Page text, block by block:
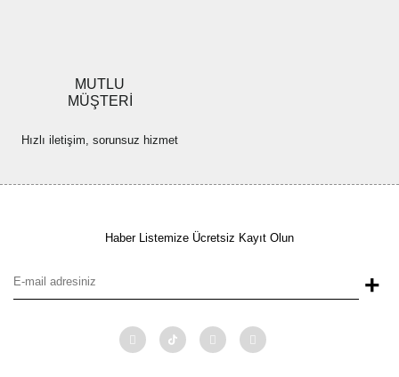
MUTLU
MÜŞTERİ
Hızlı iletişim, sorunsuz hizmet
Haber Listemize Ücretsiz Kayıt Olun
+